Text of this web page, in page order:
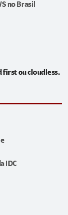
no Brasil
first ou cloudless.
IDC